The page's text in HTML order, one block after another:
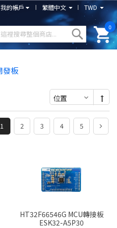
TWD
繁體中文
我的帳戶
0
發板
1 2 3 4 5
HT32F66546G MCU轉接板
ESK32-A5P30